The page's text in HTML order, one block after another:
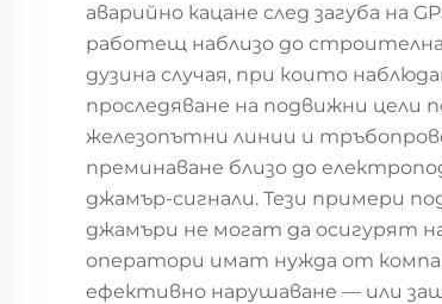
аварийно кацане след загуба на
работещ наблизо до строителна
дузина случая, при които
проследяване на подвижни цели
железопътни линии и
преминаване близо до
джамър-сигнали. Тези примери
джамъри не могат да осигурят
оператори имат нужда от
ефективно нарушаване — или